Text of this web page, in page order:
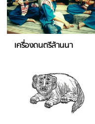
เครื่องดนตรีล้านนา